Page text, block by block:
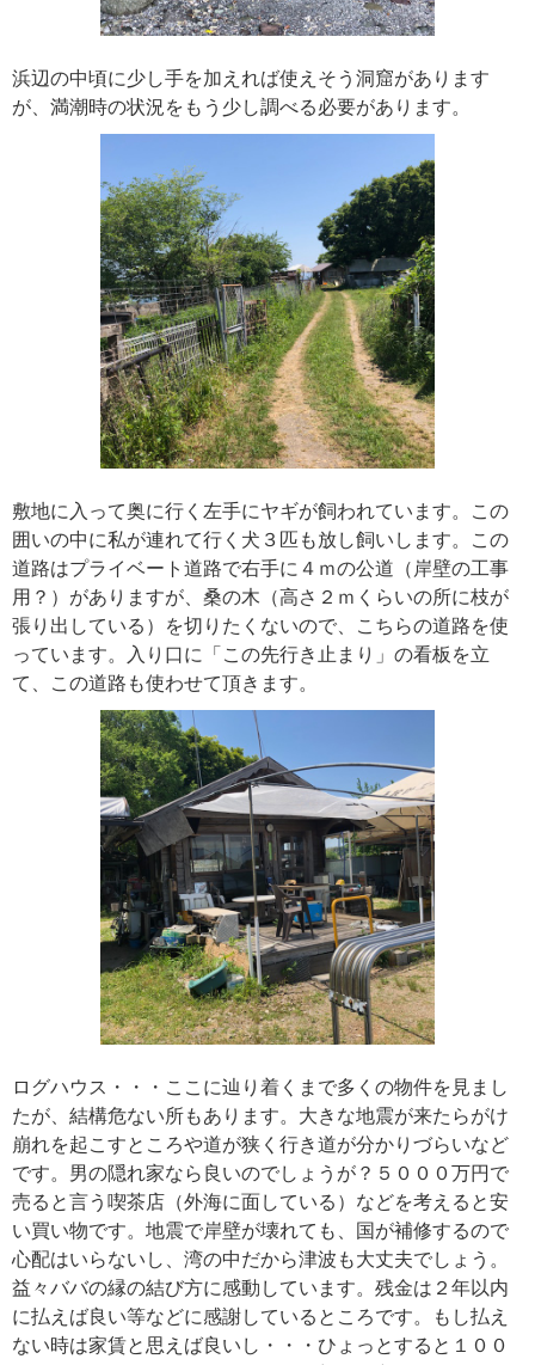
浜辺の中頃に少し手を加えれば使えそう洞窟があります
が、満潮時の状況をもう少し調べる必要があります。
敷地に入って奥に行く左手にヤギが飼われています。この
囲いの中に私が連れて行く犬３匹も放し飼いします。この
道路はプライベート道路で右手に４ｍの公道（岸壁の工事
用？）がありますが、桑の木（高さ２ｍくらいの所に枝が
張り出している）を切りたくないので、こちらの道路を使
っています。入り口に「この先行き止まり」の看板を立
て、この道路も使わせて頂きます。
ログハウス・・・ここに辿り着くまで多くの物件を見まし
たが、結構危ない所もあります。大きな地震が来たらがけ
崩れを起こすところや道が狭く行き道が分かりづらいなど
です。男の隠れ家なら良いのでしょうが？５０００万円で
売ると言う喫茶店（外海に面している）などを考えると安
い買い物です。地震で岸壁が壊れても、国が補修するので
心配はいらないし、湾の中だから津波も大丈夫でしょう。
益々ババの縁の結び方に感動しています。残金は２年以内
に払えば良い等などに感謝しているところです。もし払え
ない時は家賃と思えば良いし・・・ひょっとすると１００